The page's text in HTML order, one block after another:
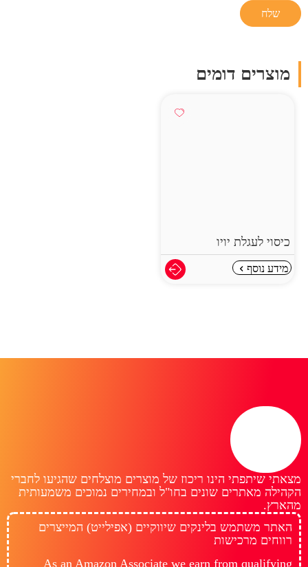
מוצרים דומים
כיסוי לעגלת יויו
מידע נוסף
מצאתי שיתפתי הינו ריכוז של מוצרים מוצלחים שהגיעו לחברי
הקהילה מאתרים שונים בחו"ל ובמחירים נמוכים משמעותית
מהארץ.
האתר משתמש בלינקים שיווקיים (אפילייט) המייצרים
רווחים מרכישות
As an Amazon Associate we earn from qualifying